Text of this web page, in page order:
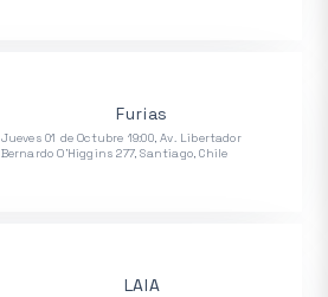
Furias
Jueves 01 de Octubre 19:00, Av. Libertador
Bernardo O'Higgins 277, Santiago, Chile
LAIA